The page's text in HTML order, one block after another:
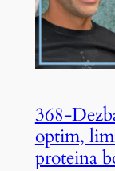
368-
optim,
proteina